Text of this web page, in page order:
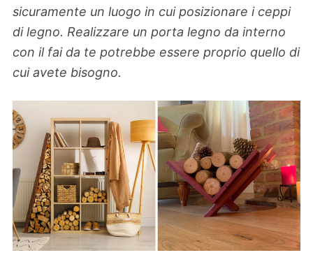
sicuramente un luogo in cui posizionare i ceppi
di legno. Realizzare un porta legno da interno
con il fai da te potrebbe essere proprio quello di
cui avete bisogno.